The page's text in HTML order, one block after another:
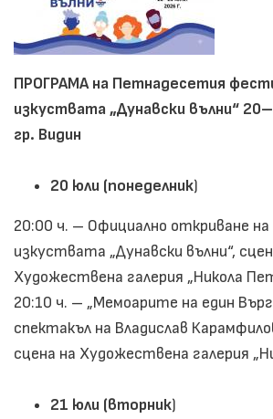
ПРОГРАМА на Петнадесетия
изкуствата „Дунавски вълни“
гр. Видин
20 юли (понеделник)
20:00 ч. – Официално откриване
изкуствата „Дунавски вълни“,
Художествена галерия „Никола
20:10 ч. – „Мемоарите на един
спектакъл на Владислав
сцена на Художествена галерия
21 юли (вторник)